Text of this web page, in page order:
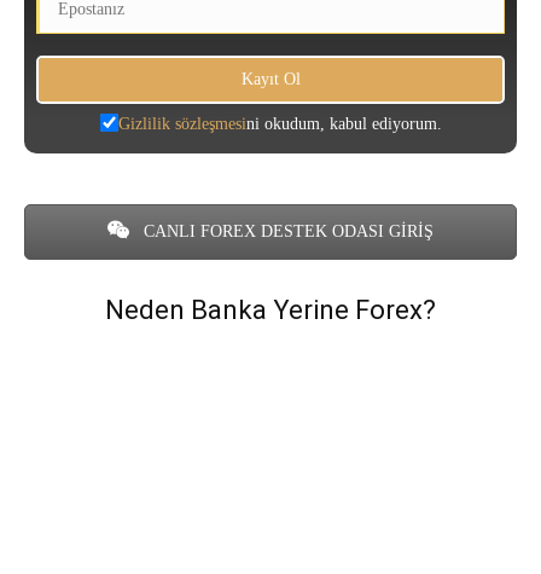
Gizlilik sözleşmesini okudum, kabul ediyorum.
CANLI FOREX DESTEK ODASI GİRİŞ
Neden Banka Yerine Forex?